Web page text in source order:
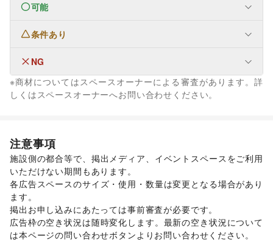
なし可能
ファッション
ユニセックス
/ジュエリー・アクセサリー/メガネ・アイウェア/ 腕時計/
靴/バッグ・革小物/ファッション雑貨/ 和服・着物
軽食・ホットスナック
ワイン・洋酒/日本酒・焼酎・地酒/食材・調味料/
物産展・マルシェ/キッチンカー・移動販売
野菜・果物・生鮮食品 /その他フード・飲食
インテリア・生活雑貨
インテリア /寝具・ベッド/家具・家電/
キッチン雑貨・調理器具/掃除用品・生活便利品/文房具/
手芸・ハンドメイド/DIY用品・日曜大工/
条件あり
なしNG
なし
※商材についてはスペースオーナーによる審査があります。詳
しくはスペースオーナーへお問い合わせください。
注意事項
施設側の都合等で、掲出メディア、イベントスペースをご利用
いただけない期間もあります。
各広告スペースのサイズ・使用・数量は変更となる場合があり
ます。
掲出お申し込みにあたっては事前審査が必要です。
広告枠の空き状況は随時変化します。最新の空き状況について
は本ページの問い合わせボタンよりお問い合わせください。